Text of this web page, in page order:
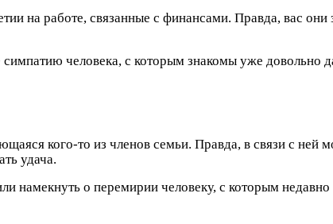
на работе, связанные с финансами. Правда, вас
человека, с которым знакомы уже довольно
кого-то из членов семьи. Правда, в связи с
удача.
намекнуть о перемирии человеку, с которым